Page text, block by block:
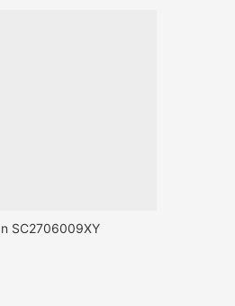
SC2706009XY